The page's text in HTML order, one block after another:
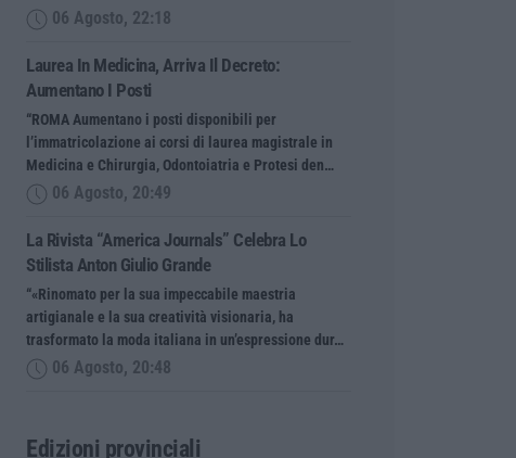
06 Agosto, 22:18
Laurea In Medicina, Arriva Il Decreto:
Aumentano I Posti
“ROMA Aumentano i posti disponibili per
l’immatricolazione ai corsi di laurea magistrale in
Medicina e Chirurgia, Odontoiatria e Protesi den…
06 Agosto, 20:49
La Rivista “America Journals” Celebra Lo
Stilista Anton Giulio Grande
“«Rinomato per la sua impeccabile maestria
artigianale e la sua creatività visionaria, ha
trasformato la moda italiana in un’espressione dur…
06 Agosto, 20:48
Edizioni provinciali